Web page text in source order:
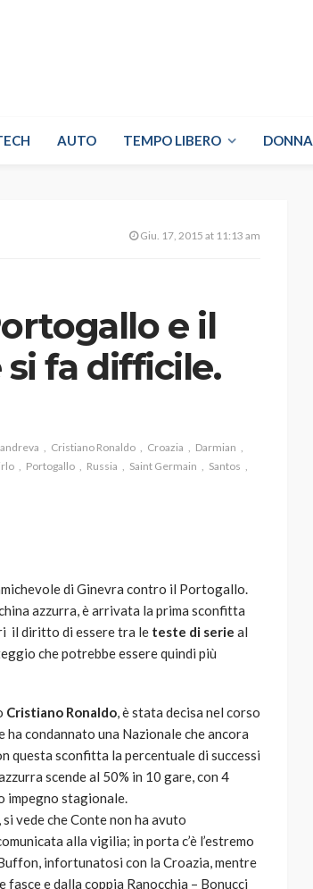
AUTO TEMPO LIBERO DONNA
Giu. 17, 2015 at 11:13 am
e il
fa difficile.
Cristiano Ronaldo Croazia
Darmian
Portogallo Russia Saint Germain
Santos
di Ginevra contro il Portogallo.
azzurra, è arrivata la prima sconfitta
il diritto di essere tra le teste di serie al
che potrebbe essere quindi più
Cristiano Ronaldo, è stata decisa nel corso
ha condannato una Nazionale che ancora
questa sconfitta la percentuale di successi
scende al 50% in 10 gare, con 4
impegno stagionale.
vede che Conte non ha avuto
alla vigilia; in porta c’è l’estremo
infortunatosi con la Croazia, mentre
e dalla coppia Ranocchia – Bonucci
784
passione per
l’automobilismo
abbracciano la stessa causa
god 9 mesi ago